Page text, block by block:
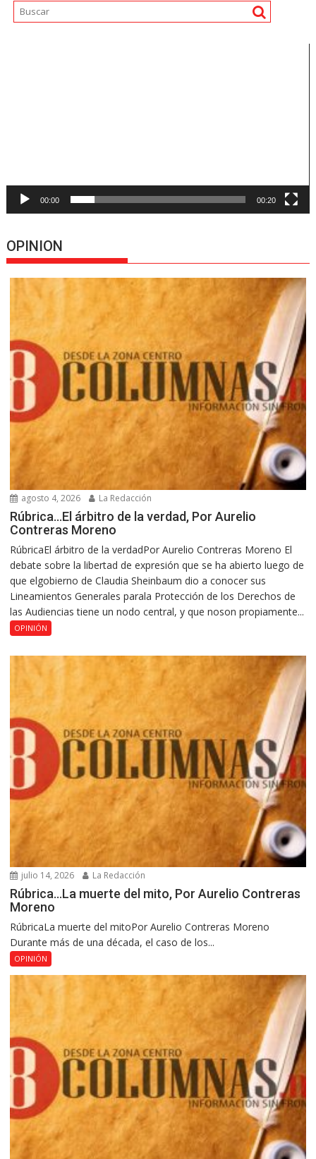
00:00 00:20
OPINION
agosto 4, 2026 La Redacción
Rúbrica…El árbitro de la verdad, Por Aurelio
Contreras Moreno
RúbricaEl árbitro de la verdadPor Aurelio Contreras Moreno El
debate sobre la libertad de expresión que se ha abierto luego de
que elgobierno de Claudia Sheinbaum dio a conocer sus
Lineamientos Generales parala Protección de los Derechos de
las Audiencias tiene un nodo central, y que noson propiamente...
OPINIÓN
julio 14, 2026 La Redacción
Rúbrica…La muerte del mito, Por Aurelio Contreras
Moreno
RúbricaLa muerte del mitoPor Aurelio Contreras Moreno
Durante más de una década, el caso de los...
OPINIÓN